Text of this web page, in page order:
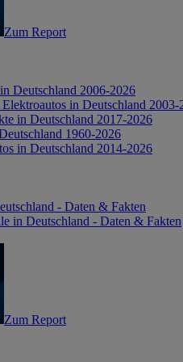
Zum Report
Deutschland 2006-2026
in Deutschland 2003-
in Deutschland 2017-2026
1960-2026
in Deutschland 2014-2026
- Daten & Fakten
in Deutschland - Daten & Fakten
Zum Report